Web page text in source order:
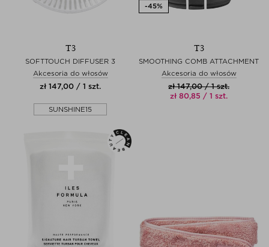
T3
SOFTTOUCH DIFFUSER 3
Akcesoria do włosów
zł 147,00 / 1 szt.
SUNSHINE15
T3
SMOOTHING COMB ATTACHMENT
Akcesoria do włosów
zł 147,00 / 1 szt.
zł 80,85 / 1 szt.